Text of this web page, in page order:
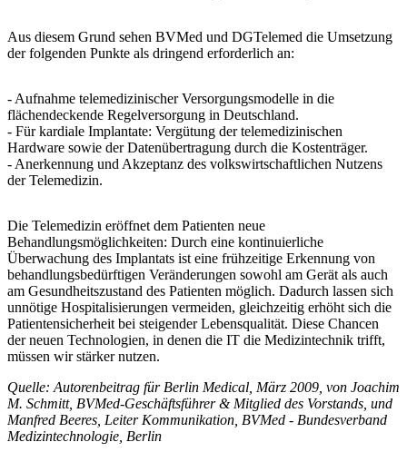
Aus diesem Grund sehen BVMed und DGTelemed die Umsetzung
der folgenden Punkte als dringend erforderlich an:
- Aufnahme telemedizinischer Versorgungsmodelle in die
flächendeckende Regelversorgung in Deutschland.
- Für kardiale Implantate: Vergütung der telemedizinischen
Hardware sowie der Datenübertragung durch die Kostenträger.
- Anerkennung und Akzeptanz des volkswirtschaftlichen Nutzens
der Telemedizin.
Die Telemedizin eröffnet dem Patienten neue
Behandlungsmöglichkeiten: Durch eine kontinuierliche
Überwachung des Implantats ist eine frühzeitige Erkennung von
behandlungsbedürftigen Veränderungen sowohl am Gerät als auch
am Gesundheitszustand des Patienten möglich. Dadurch lassen sich
unnötige Hospitalisierungen vermeiden, gleichzeitig erhöht sich die
Patientensicherheit bei steigender Lebensqualität. Diese Chancen
der neuen Technologien, in denen die IT die Medizintechnik trifft,
müssen wir stärker nutzen.
Quelle: Autorenbeitrag für Berlin Medical, März 2009, von Joachim
M. Schmitt, BVMed-Geschäftsführer & Mitglied des Vorstands, und
Manfred Beeres, Leiter Kommunikation, BVMed - Bundesverband
Medizintechnologie, Berlin